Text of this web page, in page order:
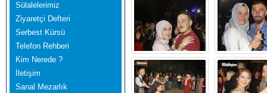
Sülalelerimiz
Ziyaretçi Defteri
Serbest Kürsü
Telefon Rehberi
Kim Nerede ?
İletişim
Sanal Mezarlık